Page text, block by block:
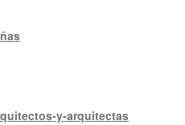
y-arquitectas